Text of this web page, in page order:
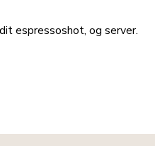
espressoshot, og server.